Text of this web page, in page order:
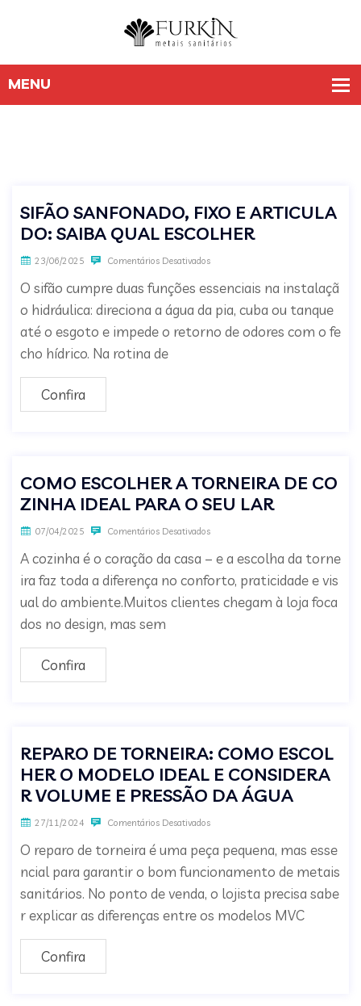
SIFÃO SANFONADO, FIXO E ARTICULA
DO: SAIBA QUAL ESCOLHER
23/06/2025 Comentários Desativados
O sifão cumpre duas funções essenciais na instalaçã
o hidráulica: direciona a água da pia, cuba ou tanque
até o esgoto e impede o retorno de odores com o fe
cho hídrico. Na rotina de
Confira
COMO ESCOLHER A TORNEIRA DE CO
ZINHA IDEAL PARA O SEU LAR
07/04/2025 Comentários Desativados
A cozinha é o coração da casa – e a escolha da torne
ira faz toda a diferença no conforto, praticidade e vis
ual do ambiente.Muitos clientes chegam à loja foca
dos no design, mas sem
Confira
REPARO DE TORNEIRA: COMO ESCOL
HER O MODELO IDEAL E CONSIDERA
R VOLUME E PRESSÃO DA ÁGUA
27/11/2024 Comentários Desativados
O reparo de torneira é uma peça pequena, mas esse
ncial para garantir o bom funcionamento de metais
sanitários. No ponto de venda, o lojista precisa sabe
r explicar as diferenças entre os modelos MVC
Confira